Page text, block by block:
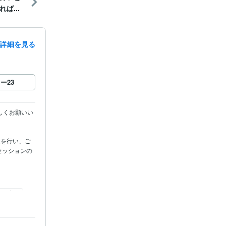
ば...
細を見る
23
くお願いい
行い、ご
ッションの
ン占い